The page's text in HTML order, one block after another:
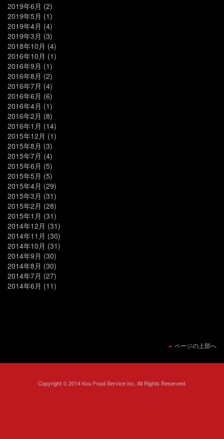
2019年6月 (2)
2019年5月 (1)
2019年4月 (4)
2019年3月 (3)
2018年10月 (4)
2016年10月 (1)
2016年9月 (1)
2016年8月 (2)
2016年7月 (4)
2016年6月 (6)
2016年4月 (1)
2016年2月 (8)
2016年1月 (14)
2015年12月 (1)
2015年8月 (3)
2015年7月 (4)
2015年6月 (5)
2015年5月 (5)
2015年4月 (29)
2015年3月 (31)
2015年2月 (28)
2015年1月 (31)
2014年12月 (31)
2014年11月 (30)
2014年10月 (31)
2014年9月 (30)
2014年8月 (30)
2014年7月 (27)
2014年6月 (11)
ページの上部へ
Copyright © 2014 Kou Food Service inc. All Rights Reserved.